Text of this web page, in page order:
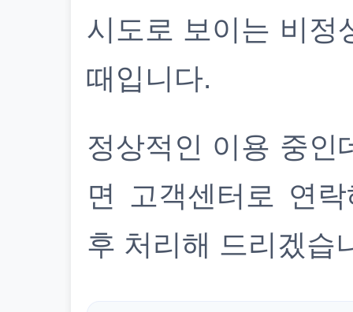
시도로 보이는 비정
때입니다.
정상적인 이용 중인
면 고객센터로 연
후 처리해 드리겠습